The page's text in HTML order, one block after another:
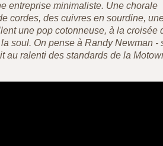
entreprise minimaliste. Une chorale
cordes, des cuivres en sourdine,
une pop cotonneuse, à la croisée
soul. On pense à Randy Newman -
au ralenti des standards de la